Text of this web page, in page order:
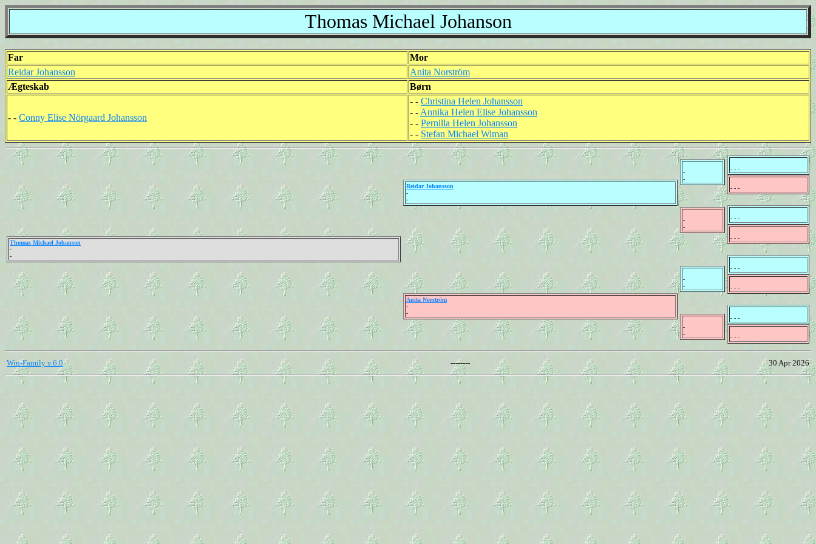
Thomas Michael Johanson
Far
Mor
Reidar Johansson
Anita Norström
Ægteskab
Børn
- - Conny Elise Nörgaard Johansson
- - Christina Helen Johansson
- - Annika Helen Elise Johansson
- - Pernilla Helen Johansson
- - Stefan Michael Wiman
Thomas Michael Johanson
-
-
Reidar Johansson
-
-
Anita Norström
-
-
-
-
-
-
-
-
-
-
- - -
- - -
- - -
- - -
- - -
- - -
- - -
- - -
Win-Family v.6.0 -------- 30 Apr 2026